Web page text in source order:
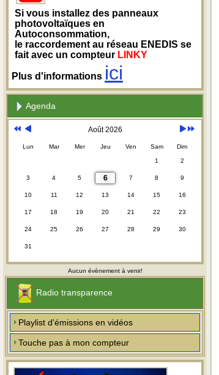
Si vous installez des panneaux
photovoltaïques en
Autoconsommation,
le raccordement au réseau ENEDIS se
fait avec un compteur LINKY
Plus d'informations ici
Agenda
Août 2026
Lun Mar Mer Jeu Ven Sam Dim
1 2
3 4 5 6 7 8 9
10 11 12 13 14 15 16
17 18 19 20 21 22 23
24 25 26 27 28 29 30
31
Aucun évènement à venir!
Radio transparence
Playlist d'émissions en vidéos
Touche pas à mon compteur